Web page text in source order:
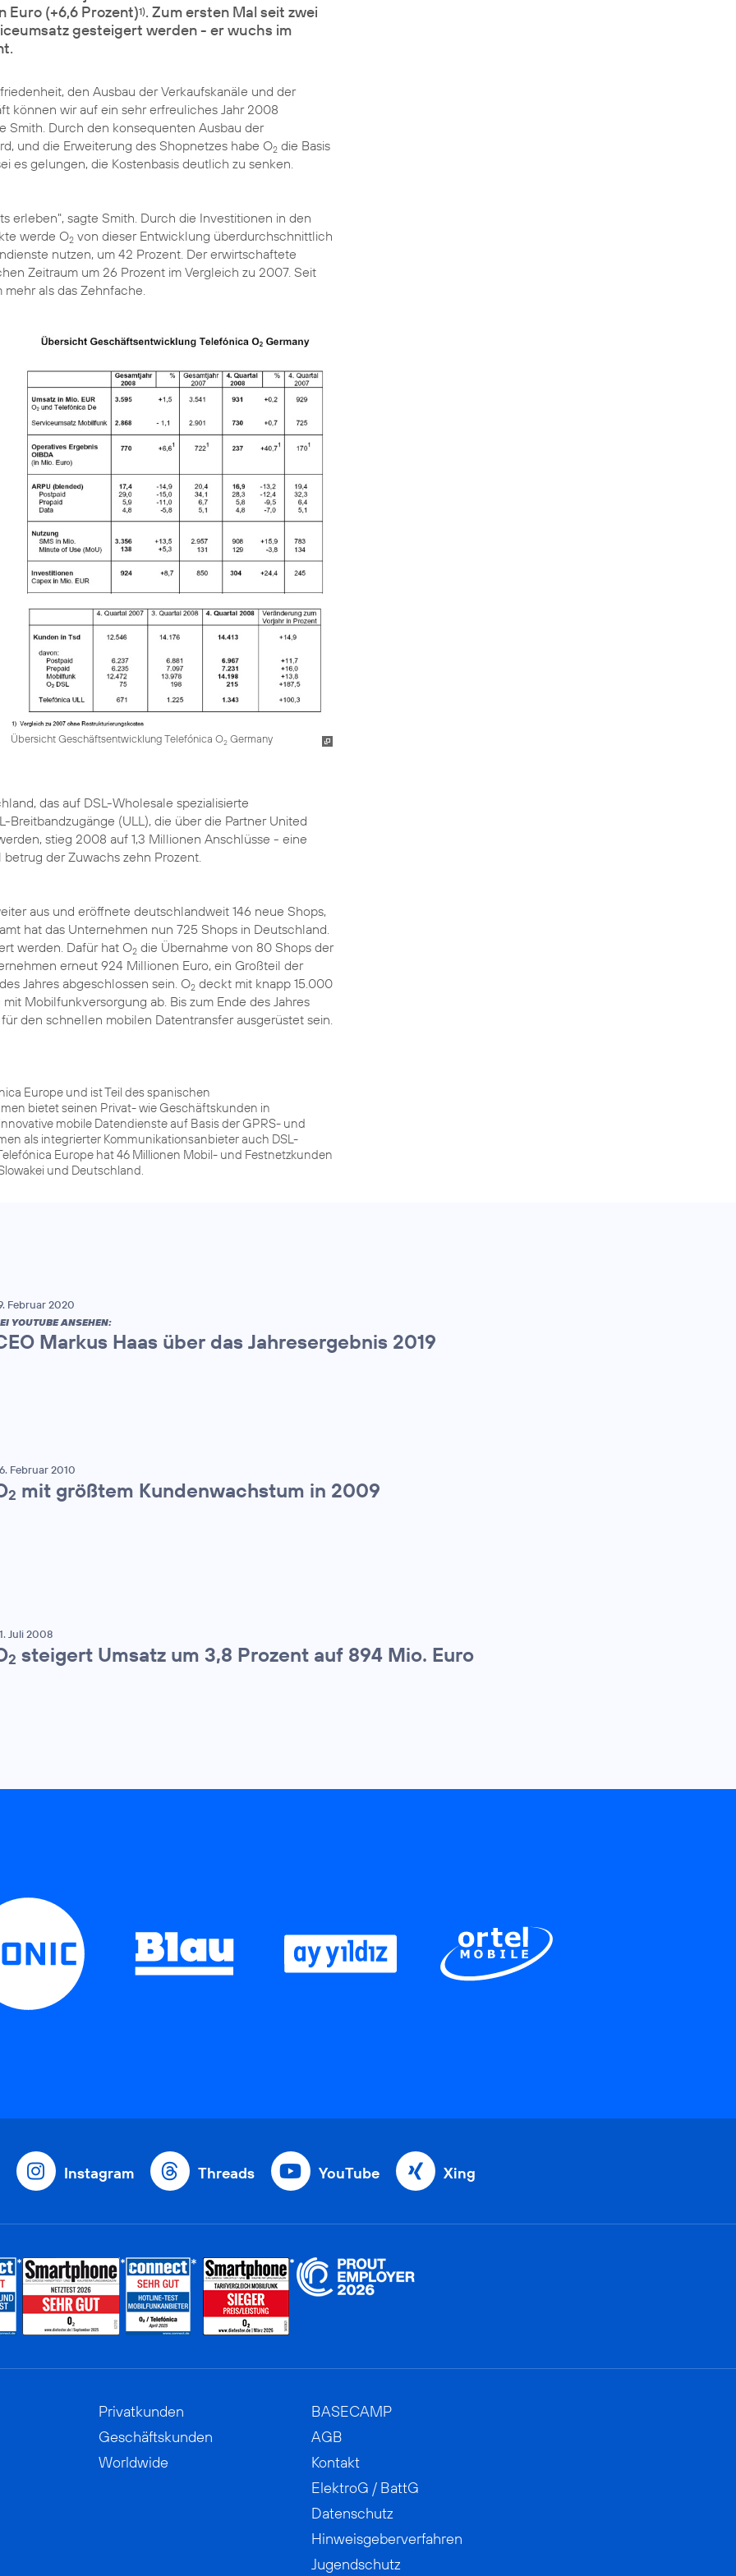
Euro (+6,6 Prozent)1). Zum ersten Mal seit zwei
gesteigert werden - er wuchs im
den Ausbau der Verkaufskanäle und der
können wir auf ein sehr erfreuliches Jahr 2008
Smith. Durch den konsequenten Ausbau der
und die Erweiterung des Shopnetzes habe O2 die Basis
es gelungen, die Kostenbasis deutlich zu senken.
sagte Smith. Durch die Investitionen in den
werde O2 von dieser Entwicklung überdurchschnittlich
nutzen, um 42 Prozent. Der erwirtschaftete
Zeitraum um 26 Prozent im Vergleich zu 2007. Seit
als das Zehnfache.
Übersicht Geschäftsentwicklung Telefónica O2Germany
das auf DSL-Wholesale spezialisierte
(ULL), die über die Partner United
stieg 2008 auf 1,3 Millionen Anschlüsse - eine
der Zuwachs zehn Prozent.
aus und eröffnete deutschlandweit 146 neue Shops,
hat das Unternehmen nun 725 Shops in Deutschland.
werden. Dafür hat O2 die Übernahme von 80 Shops der
erneut 924 Millionen Euro, ein Großteil der
Jahres abgeschlossen sein. O2 deckt mit knapp 15.000
Mobilfunkversorgung ab. Bis zum Ende des Jahres
den schnellen mobilen Datentransfer ausgerüstet sein.
Europe und ist Teil des spanischen
bietet seinen Privat- wie Geschäftskunden in
mobile Datendienste auf Basis der GPRS- und
als integrierter Kommunikationsanbieter auch DSL-
Europe hat 46 Millionen Mobil- und Festnetzkunden
und Deutschland.
Februar 2020
YOUTUBE ANSEHEN:
Markus Haas über das Jahresergebnis 2019
Februar 2010
2 mit größtem Kundenwachstum in 2009
Juli 2008
2 steigert Umsatz um 3,8 Prozent auf 894 Mio. Euro
Instagram Threads YouTube Xing
Privatkunden
Geschäftskunden
Worldwide
BASECAMP
AGB
Kontakt
ElektroG / BattG
Datenschutz
Hinweisgeberverfahren
Jugendschutz